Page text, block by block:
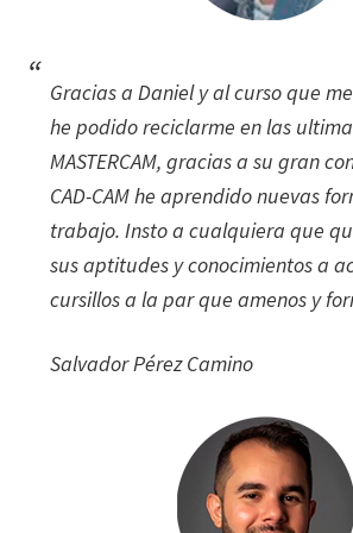
Gracias a Daniel y al curso que
he podido reciclarme en las
MASTERCAM, gracias a su gran
CAD-CAM he aprendido nuevas
trabajo. Insto a cualquiera que
sus aptitudes y conocimientos a
cursillos a la par que amenos y
Salvador Pérez Camino